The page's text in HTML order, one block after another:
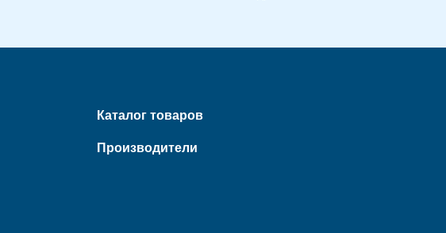
Каталог товаров
Производители